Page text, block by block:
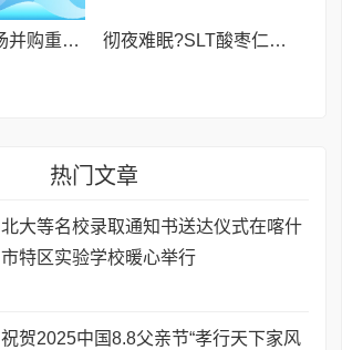
境内外资本市场并购重组专题交流会暨投融资路演会 深度解析驱动企业资本战略升级 彻夜难眠?SLT酸枣仁胶囊——让你躺下就困,整夜安睡到天亮!
热门文章
北大等名校录取通知书送达仪式在喀什
市特区实验学校暖心举行
祝贺2025中国8.8父亲节“孝行天下家风